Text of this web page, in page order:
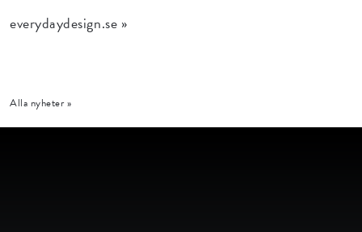
everydaydesign.se »
Alla nyheter »